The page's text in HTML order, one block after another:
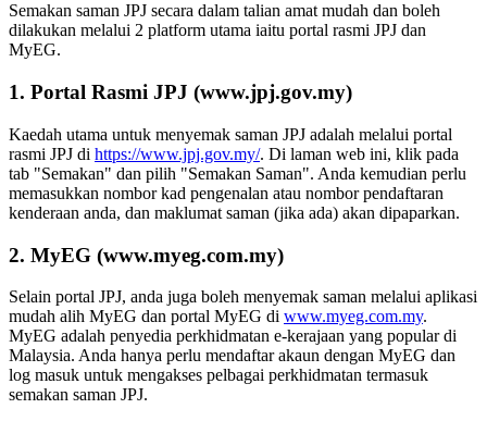
Semakan saman JPJ secara dalam talian amat mudah dan boleh
dilakukan melalui 2 platform utama iaitu portal rasmi JPJ dan
MyEG.
1. Portal Rasmi JPJ (www.jpj.gov.my)
Kaedah utama untuk menyemak saman JPJ adalah melalui portal
rasmi JPJ di https://www.jpj.gov.my/. Di laman web ini, klik pada
tab "Semakan" dan pilih "Semakan Saman". Anda kemudian perlu
memasukkan nombor kad pengenalan atau nombor pendaftaran
kenderaan anda, dan maklumat saman (jika ada) akan dipaparkan.
2. MyEG (www.myeg.com.my)
Selain portal JPJ, anda juga boleh menyemak saman melalui aplikasi
mudah alih MyEG dan portal MyEG di www.myeg.com.my.
MyEG adalah penyedia perkhidmatan e-kerajaan yang popular di
Malaysia. Anda hanya perlu mendaftar akaun dengan MyEG dan
log masuk untuk mengakses pelbagai perkhidmatan termasuk
semakan saman JPJ.